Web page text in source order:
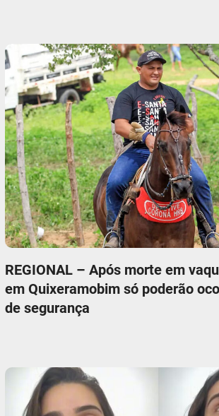
REGIONAL – Após morte em
em Quixeramobim só poderão
de segurança